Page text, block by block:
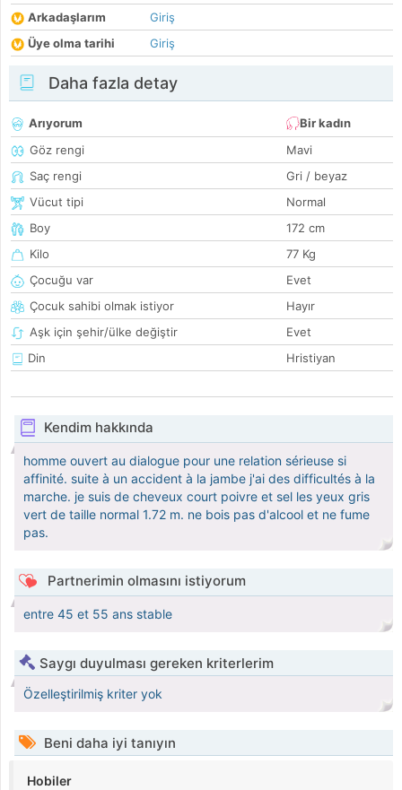
Arkadaşlarım
Giriş
Üye olma tarihi
Giriş
Daha fazla detay
Arıyorum
Bir kadın
Göz rengi
Mavi
Saç rengi
Gri / beyaz
Vücut tipi
Normal
Boy
172 cm
Kilo
77 Kg
Çocuğu var
Evet
Çocuk sahibi olmak istiyor
Hayır
Aşk için şehir/ülke değiştir
Evet
Din
Hristiyan
Kendim hakkında
homme ouvert au dialogue pour une relation sérieuse si
affinité. suite à un accident à la jambe j'ai des difficultés à la
marche. je suis de cheveux court poivre et sel les yeux gris
vert de taille normal 1.72 m. ne bois pas d'alcool et ne fume
pas.
Partnerimin olmasını istiyorum
entre 45 et 55 ans stable
Saygı duyulması gereken kriterlerim
Özelleştirilmiş kriter yok
Beni daha iyi tanıyın
Hobiler